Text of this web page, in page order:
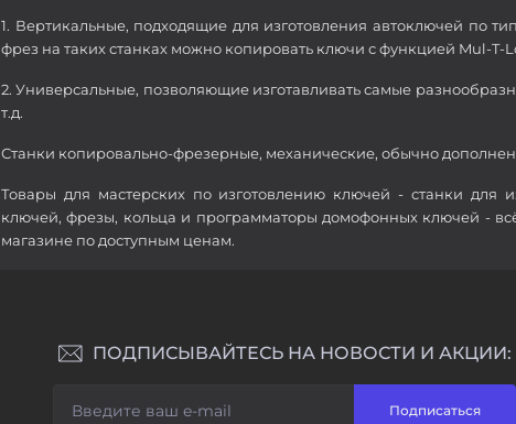
1. Вертикальные, подходящие для изготовления автоключей по
фрез на таких станках можно копировать ключи с функцией Mul-T-
2. Универсальные, позволяющие изготавливать самые
т.д.
Станки копировально-фрезерные, механические, обычно
Товары для мастерских по изготовлению ключей - станки для
ключей, фрезы, кольца и программаторы домофонных ключей -
магазине по доступным ценам.
ПОДПИСЫВАЙТЕСЬ НА НОВОСТИ И АКЦИИ:
Подписаться